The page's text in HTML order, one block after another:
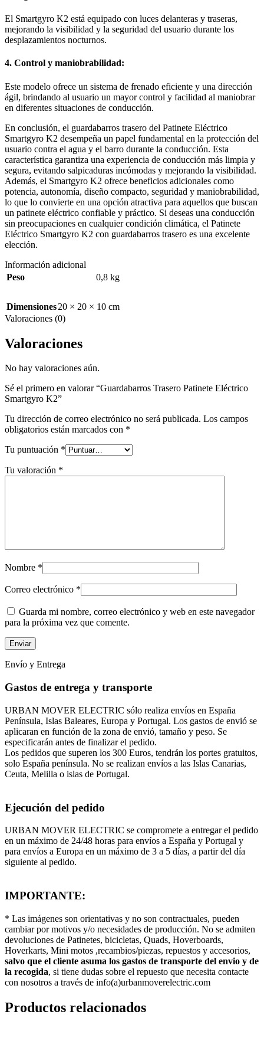
El Smartgyro K2 está equipado con luces delanteras y traseras,
mejorando la visibilidad y la seguridad del usuario durante los
desplazamientos nocturnos.
4. Control y maniobrabilidad:
Este modelo ofrece un sistema de frenado eficiente y una dirección
ágil, brindando al usuario un mayor control y facilidad al maniobrar
en diferentes situaciones de conducción.
En conclusión, el guardabarros trasero del Patinete Eléctrico
Smartgyro K2 desempeña un papel fundamental en la protección del
usuario contra el agua y el barro durante la conducción. Esta
característica garantiza una experiencia de conducción más limpia y
segura, evitando salpicaduras incómodas y mejorando la visibilidad.
Además, el Smartgyro K2 ofrece beneficios adicionales como
potencia, autonomía, diseño compacto, seguridad y maniobrabilidad,
lo que lo convierte en una opción atractiva para aquellos que buscan
un patinete eléctrico confiable y práctico. Si deseas una conducción
sin preocupaciones en cualquier condición climática, el Patinete
Eléctrico Smartgyro K2 con guardabarros trasero es una excelente
elección.
Información adicional
Peso
0,8 kg
Dimensiones20 × 20 × 10 cm
Valoraciones (0)
Valoraciones
No hay valoraciones aún.
Sé el primero en valorar “Guardabarros Trasero Patinete Eléctrico
Smartgyro K2”
Tu dirección de correo electrónico no será publicada. Los campos
obligatorios están marcados con *
Tu puntuación *
Tu valoración *
Nombre *
Correo electrónico *
Guarda mi nombre, correo electrónico y web en este navegador
para la próxima vez que comente.
Envío y Entrega
Gastos de entrega y transporte
URBAN MOVER ELECTRIC sólo realiza envíos en España
Península, Islas Baleares, Europa y Portugal. Los gastos de envió se
aplicaran en función de la zona de envió, tamaño y peso. Se
especificarán antes de finalizar el pedido.
Los pedidos que superen los 300 Euros, tendrán los portes gratuitos,
solo España península. No se realizan envíos a las Islas Canarias,
Ceuta, Melilla o islas de Portugal.
Ejecución del pedido
URBAN MOVER ELECTRIC se compromete a entregar el pedido
en un máximo de 24/48 horas para envíos a España y Portugal y
para envíos a Europa en un máximo de 3 a 5 días, a partir del día
siguiente al pedido.
IMPORTANTE:
* Las imágenes son orientativas y no son contractuales, pueden
cambiar por motivos y/o necesidades de producción. No se admiten
devoluciones de Patinetes, bicicletas, Quads, Hoverboards,
Hoverkarts, Mini motos ,recambios/piezas, repuestos y accesorios,
salvo que el cliente asuma los gastos de transporte del envio y de
la recogida, si tiene dudas sobre el repuesto que necesita contacte
con nosotros a través de info(a)urbanmoverelectric.com
Productos relacionados